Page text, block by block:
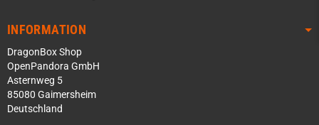
INFORMATION
DragonBox Shop
OpenPandora GmbH
Asternweg 5
85080 Gaimersheim
Deutschland